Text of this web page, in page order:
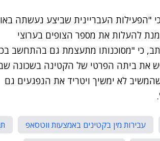
העבריינית שביצע נעשתה
להעלות את מספר הצופים בערוצי
כי "מסוכנותו מתעצמת גם בהתחשב
את ביתה הפרטי של הקטינה בשכונה
לא ימשיך ויטריד את הנפגעים גם
עבירות מין בקטינים באמצעות ווטסאפ